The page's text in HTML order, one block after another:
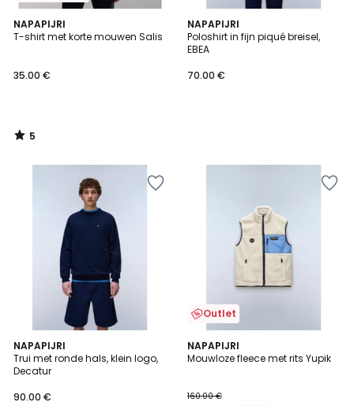
NAPAPIJRI
T-shirt met korte mouwen Salis
35.00 €
5
/
5
/
NAPAPIJRI
Poloshirt in fijn piqué breisel,
EBEA
70.00 €
NAPAPIJRI
Trui met ronde hals, klein logo,
Decatur
90.00 €
Outlet
NAPAPIJRI
Mouwloze fleece met rits Yupik
160.00 €